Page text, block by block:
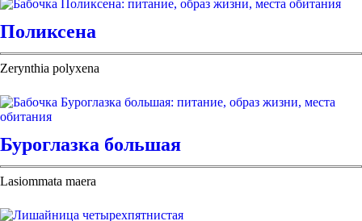
Поликсена
Zerynthia роlухеnа
Буроглазка большая
Lasiommata maera